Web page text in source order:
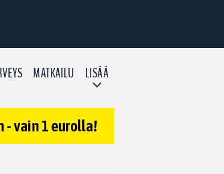
MATKAILU LISÄÄ
- vain 1 eurolla!